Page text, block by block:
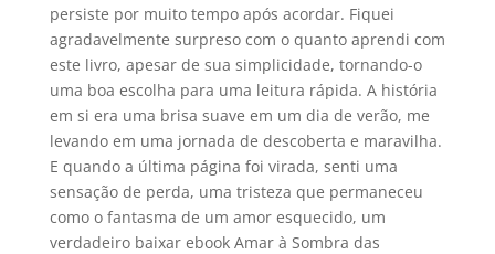
persiste por muito tempo após acordar. Fiquei
agradavelmente surpreso com o quanto aprendi com
este livro, apesar de sua simplicidade, tornando-o
uma boa escolha para uma leitura rápida. A história
em si era uma brisa suave em um dia de verão, me
levando em uma jornada de descoberta e maravilha.
E quando a última página foi virada, senti uma
sensação de perda, uma tristeza que permaneceu
como o fantasma de um amor esquecido, um
verdadeiro baixar ebook Amar à Sombra das